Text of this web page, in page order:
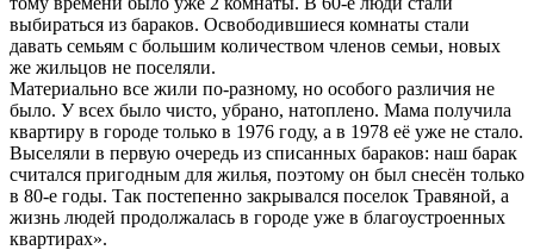
выбираться из бараков. Освободившиеся комнаты стали
давать семьям с большим количеством членов семьи, новых
же жильцов не поселяли.
Материально все жили по-разному, но особого различия не
было. У всех было чисто, убрано, натоплено. Мама получила
квартиру в городе только в 1976 году, а в 1978 её уже не стало.
Выселяли в первую очередь из списанных бараков: наш барак
считался пригодным для жилья, поэтому он был снесён только
в 80-е годы. Так постепенно закрывался поселок Травяной, а
жизнь людей продолжалась в городе уже в благоустроенных
квартирах».